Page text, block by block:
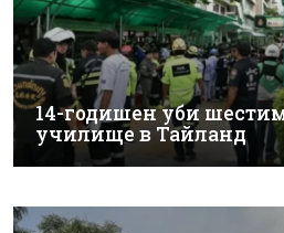
14-годишен уби
училище в Тайланд